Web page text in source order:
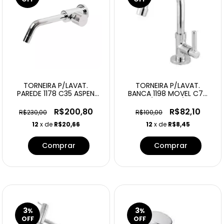
TORNEIRA P/LAVAT.
PAREDE 1178 C35 ASPEN
R$230,00 R$200,80
12 x de R$20,66
TORNEIRA P/LAVAT.
BANCA 1198 MOVEL C70
R$100,00 R$82,10
12 x de R$8,45
3%
OFF
3%
OFF